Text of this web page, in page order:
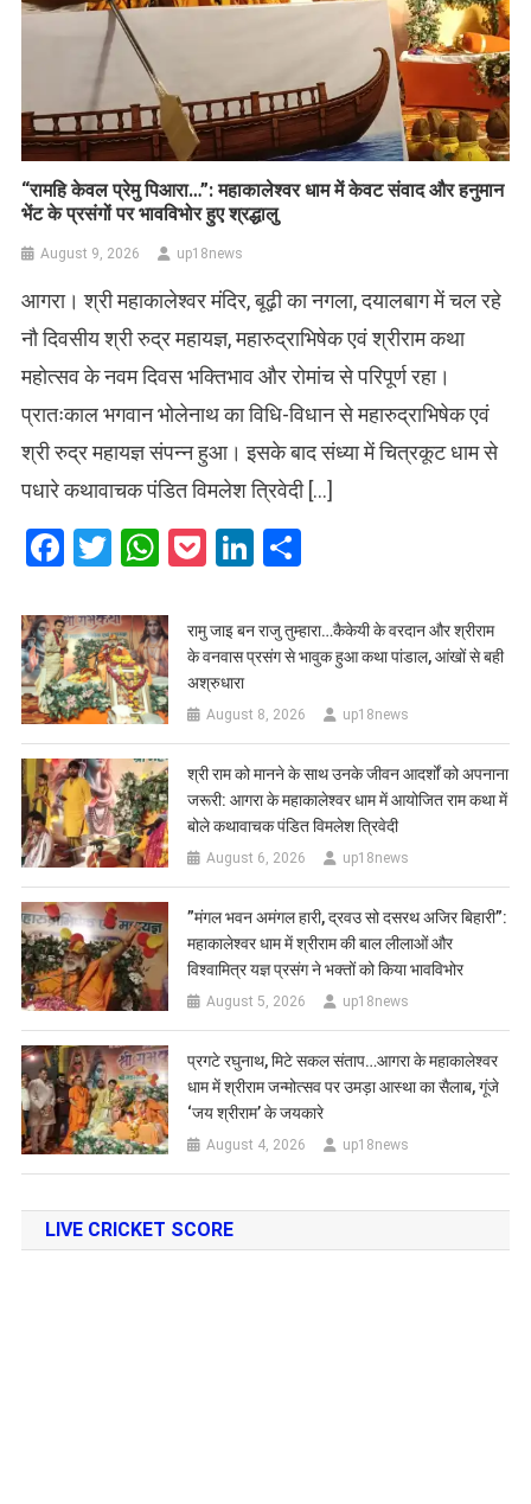
​“रामहि केवल प्रेमु पिआरा…”: महाकालेश्वर धाम में केवट संवाद और हनुमान
भेंट के प्रसंगों पर भावविभोर हुए श्रद्धालु
August 9, 2026 up18news
आगरा। श्री महाकालेश्वर मंदिर, बूढ़ी का नगला, दयालबाग में चल रहे
नौ दिवसीय श्री रुद्र महायज्ञ, महारुद्राभिषेक एवं श्रीराम कथा
महोत्सव के नवम दिवस भक्तिभाव और रोमांच से परिपूर्ण रहा।
प्रातःकाल भगवान भोलेनाथ का विधि-विधान से महारुद्राभिषेक एवं
श्री रुद्र महायज्ञ संपन्न हुआ। इसके बाद संध्या में चित्रकूट धाम से
पधारे कथावाचक पंडित विमलेश त्रिवेदी […]
Facebook
Twitter
WhatsApp
PocketLinkedIn
रामु जाइ बन राजु तुम्हारा…कैकेयी के वरदान और श्रीराम
के वनवास प्रसंग से भावुक हुआ कथा पांडाल, आंखों से बही
अश्रुधारा
August 8, 2026 up18news
​श्री राम को मानने के साथ उनके जीवन आदर्शों को अपनाना
जरूरी: आगरा के महाकालेश्वर धाम में आयोजित राम कथा में
बोले कथावाचक पंडित विमलेश त्रिवेदी
August 6, 2026 up18news
​”मंगल भवन अमंगल हारी, द्रवउ सो दसरथ अजिर बिहारी”:
महाकालेश्वर धाम में श्रीराम की बाल लीलाओं और
विश्वामित्र यज्ञ प्रसंग ने भक्तों को किया भावविभोर
August 5, 2026 up18news
प्रगटे रघुनाथ, मिटे सकल संताप…आगरा के महाकालेश्वर
धाम में श्रीराम जन्मोत्सव पर उमड़ा आस्था का सैलाब, गूंजे
‘जय श्रीराम’ के जयकारे
August 4, 2026 up18news
LIVE CRICKET SCORE